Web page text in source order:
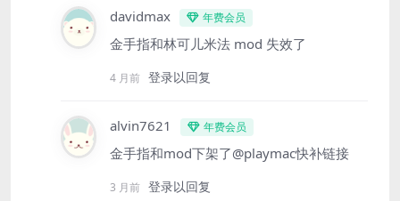
davidmax 年费会员
金手指和林可儿米法 mod 失效了
4 月前 登录以回复
alvin7621 年费会员
金手指和mod下架了@playmac快补链接
3 月前 登录以回复